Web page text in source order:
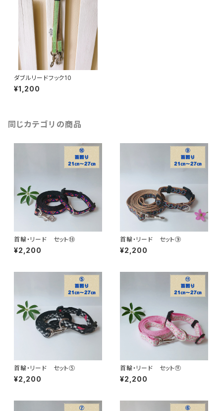
ダブルリードフック10
¥1,200
同じカテゴリの商品
首輪・リード セット⑩
¥2,200
首輪・リード セット⑨
¥2,200
首輪・リード セット⑤
¥2,200
首輪・リード セット⑪
¥2,200